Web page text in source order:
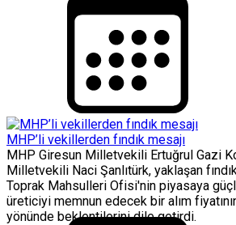
MHP’li vekillerden fındık mesajı
MHP Giresun Milletvekili Ertuğrul Gazi
Milletvekili Naci Şanlıtürk, yaklaşan
Toprak Mahsulleri Ofisi'nin piyasaya
üreticiyi memnun edecek bir alım
yönünde beklentilerini dile getirdi.